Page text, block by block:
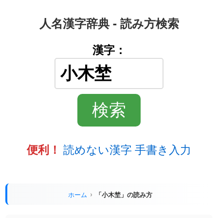
人名漢字辞典 - 読み方検索
漢字：
便利！ 読めない漢字 手書き入力
ホーム 「小木埜」の読み方